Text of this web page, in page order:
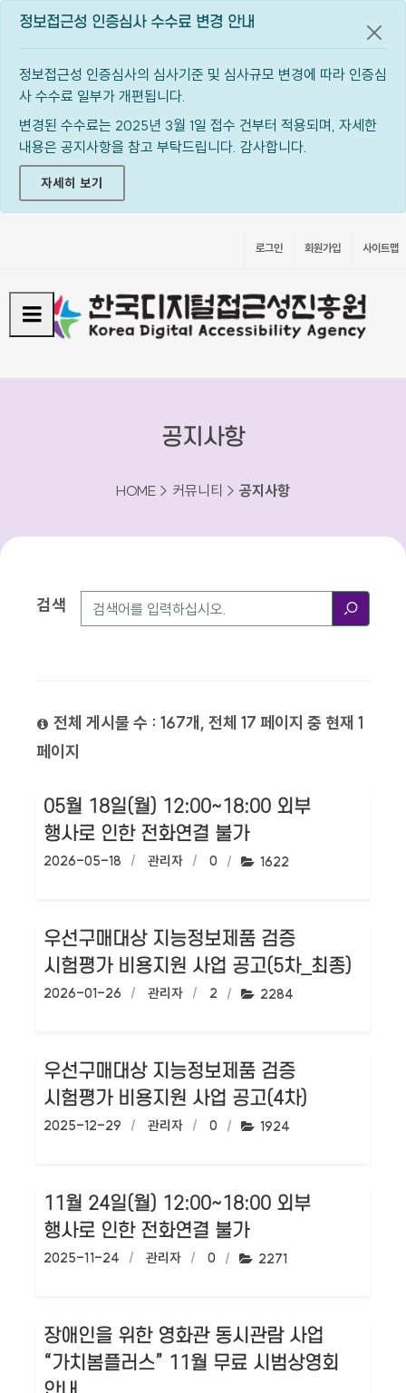
정보접근성 인증심사 수수료 변경 안내
정보접근성 인증심사의 심사기준 및 심사규모 변경에 따라 인증심
사 수수료 일부가 개편됩니다.
변경된 수수료는 2025년 3월 1일 접수 건부터 적용되며, 자세한
내용은 공지사항을 참고 부탁드립니다. 감사합니다.
자세히 보기
공지
로그인 회원가입 사이트맵
공지사항
HOME > 커뮤니티 > 공지사항
검색방법
검색
전체 게시물 수 : 167개, 전체 17 페이지 중 현재 1
페이지
05월 18일(월) 12:00~18:00 외부
행사로 인한 전화연결 불가
작성일:
2026-05-18 작성자:
관리자 댓글수:
0 조회수:
1622
우선구매대상 지능정보제품 검증
시험평가 비용지원 사업 공고(5차_최종)
작성일:
2026-01-26 작성자:
관리자 댓글수:
2 조회수:
2284
우선구매대상 지능정보제품 검증
시험평가 비용지원 사업 공고(4차)
작성일:
2025-12-29 작성자:
관리자 댓글수:
0 조회수:
1924
11월 24일(월) 12:00~18:00 외부
행사로 인한 전화연결 불가
작성일:
2025-11-24 작성자:
관리자 댓글수:
0 조회수:
2271
장애인을 위한 영화관 동시관람 사업
“가치봄플러스” 11월 무료 시범상영회